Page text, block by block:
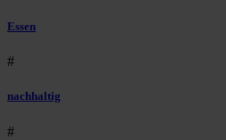
Essen
#
nachhaltig
#